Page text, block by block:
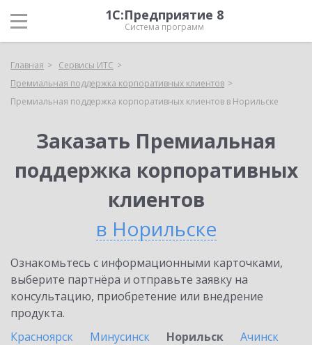
1С:Предприятие 8
Система программ
Главная
Сервисы ИТС
Премиальная поддержка корпоративных клиентов
Премиальная поддержка корпоративных клиентов в Норильске
Заказать Премиальная
поддержка корпоративных
клиентов
в Норильске
Ознакомьтесь с информационными карточками,
выберите партнёра и отправьте заявку на
консультацию, приобретение или внедрение
продукта.
Красноярск
Минусинск Норильск
Ачинск